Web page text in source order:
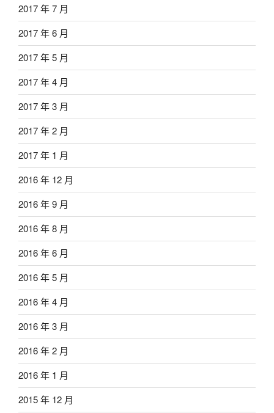
2017 年 7 月
2017 年 6 月
2017 年 5 月
2017 年 4 月
2017 年 3 月
2017 年 2 月
2017 年 1 月
2016 年 12 月
2016 年 9 月
2016 年 8 月
2016 年 6 月
2016 年 5 月
2016 年 4 月
2016 年 3 月
2016 年 2 月
2016 年 1 月
2015 年 12 月